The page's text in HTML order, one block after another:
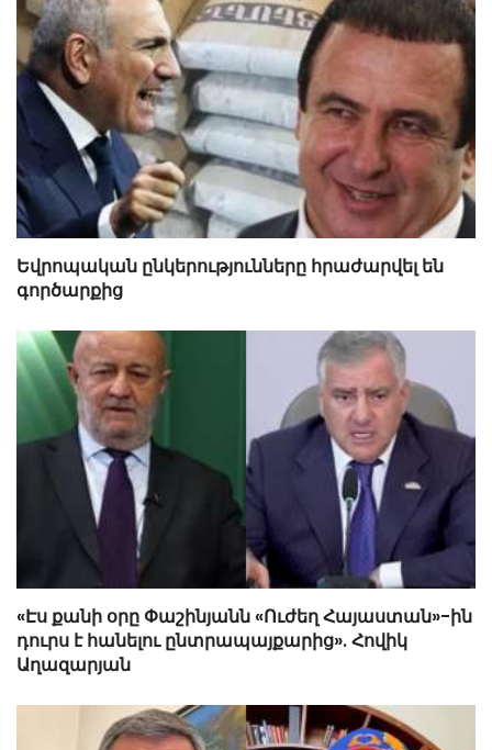
Եվրոպական ընկերությունները հրաժարվել են
գործարքից
«Էս քանի օրը Փաշինյանն «Ուժեղ Հայաստան»-ին
դուրս է հանելու ընտրապայքարից». Հովիկ
Աղազարյան